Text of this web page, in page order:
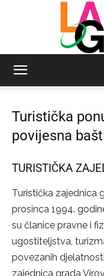
Turistička
povijesna
TURISTIČKA
Turistička zajednica
prosinca 1994.
su članice pravne i
ugostiteljstva,
povezanih
zajednica grada